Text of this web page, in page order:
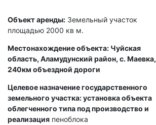
Объект аренды: Земельный участок
площадью 2000 кв м.
Местонахождение объекта: Чуйская
область, Аламудунский район, с. Маевка,
240км объездной дороги
Целевое назначение государственного
земельного участка: установка объекта
облегченного типа под производство и
реализация пеноблока